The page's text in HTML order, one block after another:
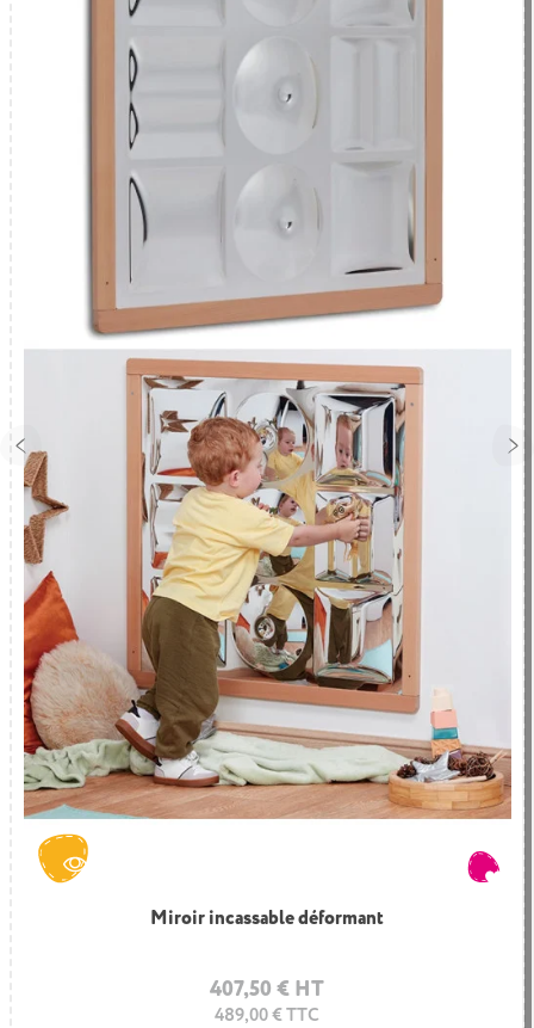
Miroir incassable déformant
407,50 € HT
489,00 € TTC
Cloison de séparation tableau noir
234,00 € HT
280,80 € TTC